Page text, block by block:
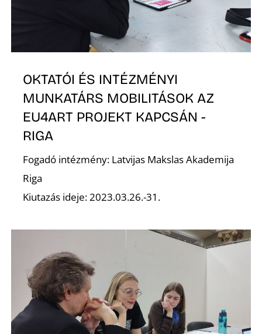
OKTATÓI ÉS INTÉZMÉNYI
MUNKATÁRS MOBILITÁSOK AZ
EU4ART PROJEKT KAPCSÁN -
RIGA
Fogadó intézmény: Latvijas Makslas Akademija
Riga
Kiutazás ideje: 2023.03.26.-31.